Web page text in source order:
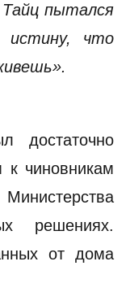
пытался
истину, что
достаточно
чиновникам
решениях.
от дома